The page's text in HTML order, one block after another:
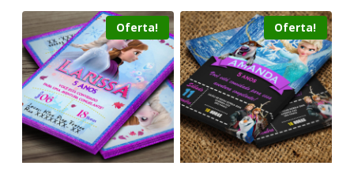
Oferta! Oferta!